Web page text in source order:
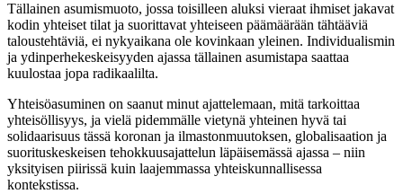
Tällainen asumismuoto, jossa toisilleen aluksi vieraat ihmiset jakavat
kodin yhteiset tilat ja suorittavat yhteiseen päämäärään tähtääviä
taloustehtäviä, ei nykyaikana ole kovinkaan yleinen. Individualismin
ja ydinperhekeskeisyyden ajassa tällainen asumistapa saattaa
kuulostaa jopa radikaalilta.
Yhteisöasuminen on saanut minut ajattelemaan, mitä tarkoittaa
yhteisöllisyys, ja vielä pidemmälle vietynä yhteinen hyvä tai
solidaarisuus tässä koronan ja ilmastonmuutoksen, globalisaation ja
suorituskeskeisen tehokkuusajattelun läpäisemässä ajassa – niin
yksityisen piirissä kuin laajemmassa yhteiskunnallisessa
kontekstissa.